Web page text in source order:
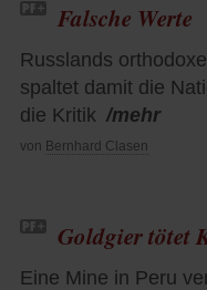
Falsche Werte
Russlands
spaltet damit die
die Kritik /mehr
von Bernhard Clasen
Goldgier tötet
Eine Mine in Peru